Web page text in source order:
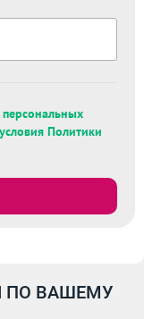
условия Политики
ПО ВАШЕМУ